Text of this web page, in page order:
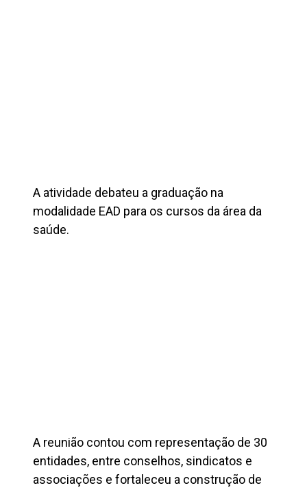
A atividade debateu a graduação na
modalidade EAD para os cursos da área da
saúde.
A reunião contou com representação de 30
entidades, entre conselhos, sindicatos e
associações e fortaleceu a construção de